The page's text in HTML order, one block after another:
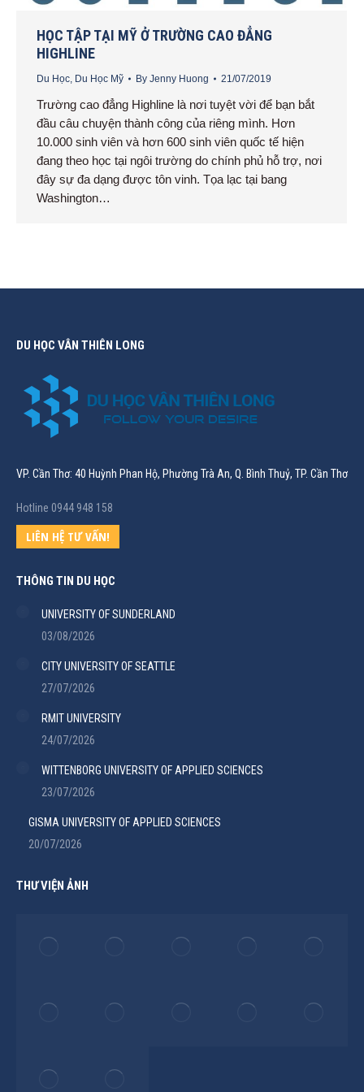
HỌC TẬP TẠI MỸ Ở TRƯỜNG CAO ĐẲNG
HIGHLINE
Du Học, Du Học Mỹ By Jenny Huong 21/07/2019
Trường cao đẳng Highline là nơi tuyệt vời để bạn bắt
đầu câu chuyện thành công của riêng mình. Hơn
10.000 sinh viên và hơn 600 sinh viên quốc tế hiện
đang theo học tại ngôi trường do chính phủ hỗ trợ, nơi
đây sự đa dạng được tôn vinh. Tọa lạc tại bang
Washington…
DU HỌC VÂN THIÊN LONG
VP. Cần Thơ: 40 Huỳnh Phan Hộ, Phường Trà An, Q. Bình Thuỷ, TP. Cần Thơ
Hotline 0944 948 158
LIÊN HỆ TƯ VẤN!
THÔNG TIN DU HỌC
UNIVERSITY OF SUNDERLAND
03/08/2026
CITY UNIVERSITY OF SEATTLE
27/07/2026
RMIT UNIVERSITY
24/07/2026
WITTENBORG UNIVERSITY OF APPLIED SCIENCES
23/07/2026
GISMA UNIVERSITY OF APPLIED SCIENCES
20/07/2026
THƯ VIỆN ẢNH